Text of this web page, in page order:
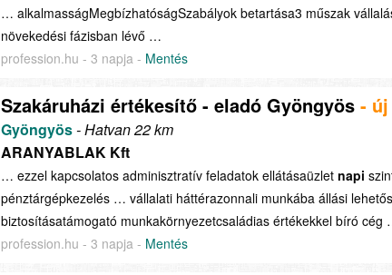
… alkalmasságMegbízhatóságSzabályok betartása3 műszak
növekedési fázisban lévő …
profession.hu - 3 napja - Mentés
Szakáruházi értékesítő - eladó Gyöngyös - új
Gyöngyös- Hatvan 22 km
ARANYABLAK Kft
… ezzel kapcsolatos adminisztratív feladatok ellátásaüzlet napi
pénztárgépkezelés … vállalati háttérazonnali munkába állási
biztosításatámogató munkakörnyezetcsaládias értékekkel bíró cég
profession.hu - 3 napja - Mentés